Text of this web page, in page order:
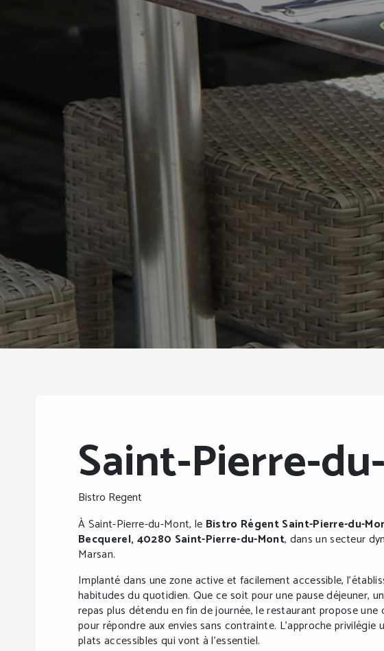
Saint-Pierre-
Bistro Regent
À Saint-Pierre-du-Mont, le Bistro Régent Saint-Pierre-du-
Becquerel, 40280 Saint-Pierre-du-Mont, dans un secteur
Marsan.
Implanté dans une zone active et facilement accessible,
habitudes du quotidien. Que ce soit pour une pause déjeuner,
repas plus détendu en fin de journée, le restaurant propose
pour répondre aux envies sans contrainte. L’approche privilégie
plats accessibles qui vont à l’essentiel.